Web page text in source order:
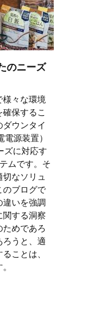
のニーズ
様々な環境
保するこ
ウンタイ
源装置）
ズに対応す
ムです。そ
なソリュ
のブログで
違いを強調
関する洞察
めであろ
ろうと、適
ことは、